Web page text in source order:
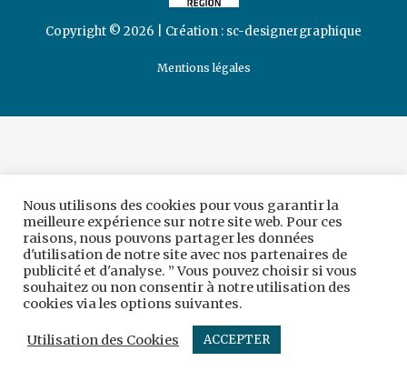
Copyright © 2026 | Création : sc-designergraphique
Mentions légales
Nous utilisons des cookies pour vous garantir la
meilleure expérience sur notre site web. Pour ces
raisons, nous pouvons partager les données
d'utilisation de notre site avec nos partenaires de
publicité et d'analyse. ” Vous pouvez choisir si vous
souhaitez ou non consentir à notre utilisation des
cookies via les options suivantes.
Utilisation des Cookies ACCEPTER